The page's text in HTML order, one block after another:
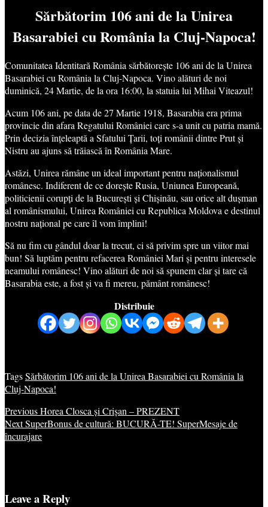
Sărbătorim 106 ani de la Unirea
Basarabiei cu România la Cluj-Napoca!
Comunitatea Identitară România sărbătorește 106 ani de la Unirea
Basarabiei cu România la Cluj-Napoca. Vino alături de noi
duminică, 24 Martie, de la ora 16:00, la statuia lui Mihai Viteazul!
Acum 106 ani, pe data de 27 Martie 1918, Basarabia era prima
provincie din afara Regatului României care s-a unit cu patria mamă.
Prin decizia înțeleaptă a Sfatului Țarii, toți românii dintre Prut și
Nistru au ajuns să trăiască în România Mare.
Astăzi, Unirea rămâne un ideal important pentru naționalismul
românesc. Indiferent de ce dorește Rusia, Uniunea Europeană,
politicienii corupți de la București și Chișinău, sau orice alt dușman
al românismului, Unirea României cu Republica Moldova e destinul
nostru național pe care îl vom împlini!
Să nu fim cu gândul doar la trecut, ci să privim spre un viitor mai
bun! Să luptăm pentru refacerea României Mari și pentru interesele
neamului românesc! Vino alături de noi să spunem clar și tare că
Basarabia este, a fost și va fi mereu, pământ românesc!
Distribuie
TagsSărbătorim 106 ani de la Unirea Basarabiei cu România la
Cluj-Napoca!
PreviousHorea Closca și Crișan – PREZENT
NextSuperBonus de cultură: BUCURĂ-TE! SuperMesaje de
încurajare
Leave a Reply